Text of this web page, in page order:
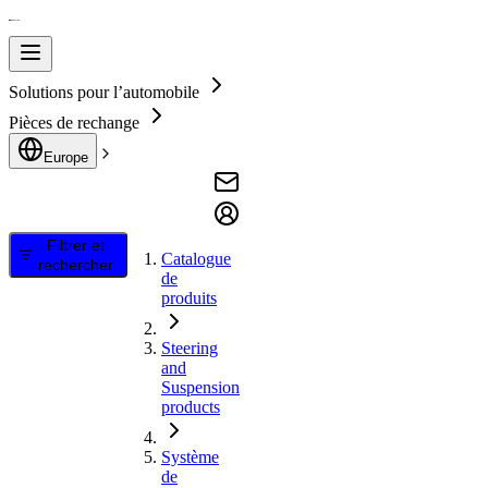
Solutions pour l’automobile
Pièces de rechange
Europe
Filtrer et
rechercher
Catalogue
de
produits
Steering
and
Suspension
products
Système
de